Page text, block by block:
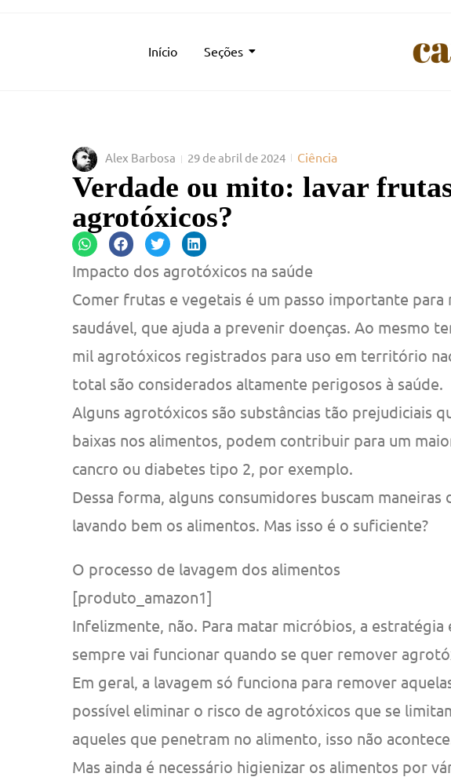
Início Seções
Alex Barbosa 29 de abril de 2024 Ciência
Verdade ou mito: lavar
agrotóxicos?
Impacto dos agrotóxicos na saúde
Comer frutas e vegetais é um passo importante para
saudável, que ajuda a prevenir doenças. Ao mesmo
mil agrotóxicos registrados para uso em território
total são considerados altamente perigosos à saúde.
Alguns agrotóxicos são substâncias tão prejudiciais
baixas nos alimentos, podem contribuir para um
cancro ou diabetes tipo 2, por exemplo.
Dessa forma, alguns consumidores buscam
lavando bem os alimentos. Mas isso é o suficiente?
O processo de lavagem dos alimentos
[produto_amazon1]
Infelizmente, não. Para matar micróbios, a
sempre vai funcionar quando se quer remover
Em geral, a lavagem só funciona para remover
possível eliminar o risco de agrotóxicos que se
aqueles que penetram no alimento, isso não
Mas ainda é necessário higienizar os alimentos por